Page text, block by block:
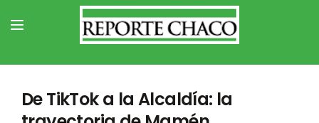
De TikTok a la Alcaldía: la